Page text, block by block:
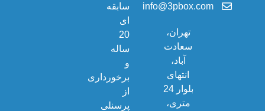
info@3pbox.com
تهران،
سعادت
آباد،
انتهای
بلوار 24
متری،
سابقه
ای
20
ساله
و
برخورداری
از
پرسنلی